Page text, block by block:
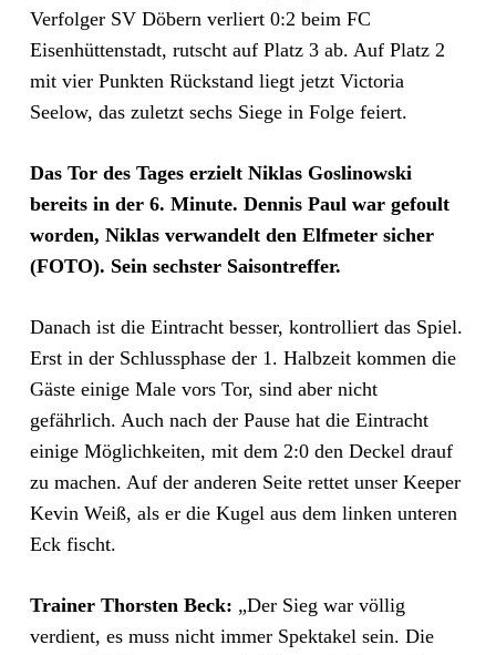
Verfolger SV Döbern verliert 0:2 beim FC
Eisenhüttenstadt, rutscht auf Platz 3 ab. Auf Platz 2
mit vier Punkten Rückstand liegt jetzt Victoria
Seelow, das zuletzt sechs Siege in Folge feiert.
Das Tor des Tages erzielt Niklas Goslinowski
bereits in der 6. Minute. Dennis Paul war gefoult
worden, Niklas verwandelt den Elfmeter sicher
(FOTO). Sein sechster Saisontreffer.
Danach ist die Eintracht besser, kontrolliert das Spiel.
Erst in der Schlussphase der 1. Halbzeit kommen die
Gäste einige Male vors Tor, sind aber nicht
gefährlich. Auch nach der Pause hat die Eintracht
einige Möglichkeiten, mit dem 2:0 den Deckel drauf
zu machen. Auf der anderen Seite rettet unser Keeper
Kevin Weiß, als er die Kugel aus dem linken unteren
Eck fischt.
Trainer Thorsten Beck: „Der Sieg war völlig
verdient, es muss nicht immer Spektakel sein. Die